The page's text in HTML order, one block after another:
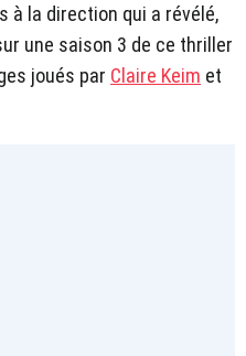
à la direction qui a révélé,
une saison 3 de ce thriller
joués par Claire Keim et